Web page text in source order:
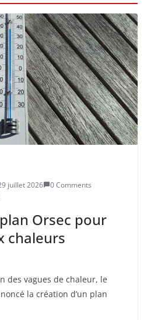
juillet 2026
0 Comments
Orsec pour
chaleurs
des vagues de chaleur, le
la création d’un plan